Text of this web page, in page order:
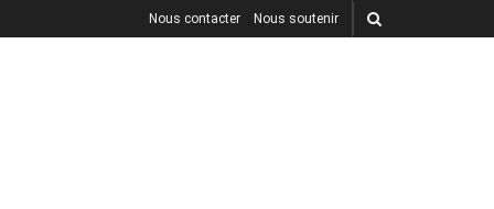
Nous contacter Nous soutenir